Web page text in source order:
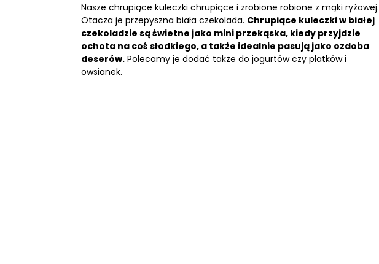
Nasze chrupiące kuleczki chrupiące i zrobione robione z mąki ryżowej.
Otacza je przepyszna biała czekolada. Chrupiące kuleczki w białej
czekoladzie są świetne jako mini przekąska, kiedy przyjdzie
ochota na coś słodkiego, a także idealnie pasują jako ozdoba
deserów. Polecamy je dodać także do jogurtów czy płatków i
owsianek.